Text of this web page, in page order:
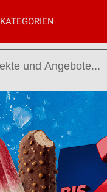
KATEGORIEN